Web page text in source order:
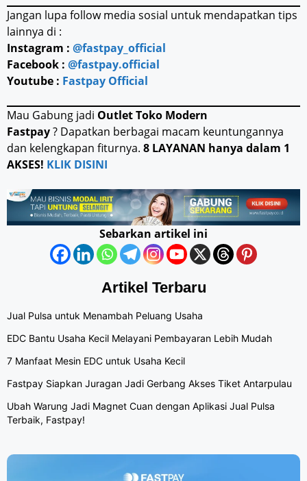
Jangan lupa follow media sosial untuk mendapatkan tips
lainnya di :
Instagram : @fastpay_official
Facebook : @fastpay.official
Youtube : Fastpay Official
Mau Gabung jadi Outlet Toko Modern
Fastpay? Dapatkan berbagai macam keuntungannya
dan kelengkapan fiturnya. 8 LAYANAN hanya dalam 1
AKSES! KLIK DISINI
Sebarkan artikel ini
Artikel Terbaru
Jual Pulsa untuk Menambah Peluang Usaha
EDC Bantu Usaha Kecil Melayani Pembayaran Lebih Mudah
7 Manfaat Mesin EDC untuk Usaha Kecil
Fastpay Siapkan Juragan Jadi Gerbang Akses Tiket Antarpulau
Ubah Warung Jadi Magnet Cuan dengan Aplikasi Jual Pulsa
Terbaik, Fastpay!